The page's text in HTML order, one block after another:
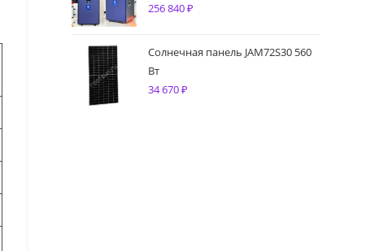
256 840₽
Солнечная панель JAM72S30 560
Вт
34 670₽